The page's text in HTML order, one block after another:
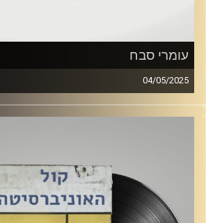
עומרי סבח
04/05/2025
שעה של מוזיקה ישראלית עם דניאלה
Elior Buchnik